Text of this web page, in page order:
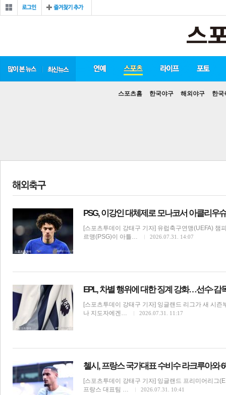
많이 본 뉴스 최신 뉴스 연예 스포츠
스포츠홈 한국야구 해외야구 한국
라이프 포토
PSG, 이강인 대체제로 모나코서 아클리우
[스포츠투데이 강태구 기자] 유럽축구연맹(UEFA) 챔
르맹(PSG)이 아틀…
2026.07.31. 14:07
EPL, 차별 행위에 대한 징계 강화…선수·감
[스포츠투데이 강태구 기자] 잉글랜드 리그가 새 시
나 지도자에겐…
2026.07.31. 11:17
첼시, 프랑스 국가대표 수비수 라크루아와
[스포츠투데이 강태구 기자] 잉글랜드 프리미어리그
프랑스 대표팀 …
2026.07.31. 10:41